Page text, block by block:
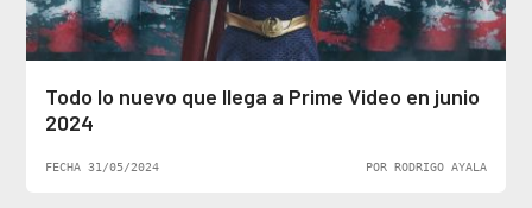
Todo lo nuevo que llega a Prime Video en junio
2024
FECHA 31/05/2024 POR RODRIGO AYALA